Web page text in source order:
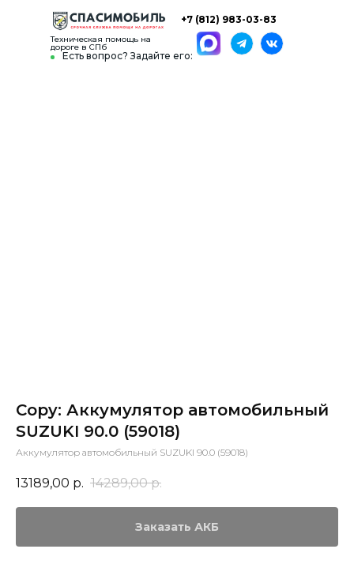
Есть вопрос? Задайте его:
+7 (812) 983-03-83
Техническая помощь на
дороге в СПб
Copy: Аккумулятор автомобильный
SUZUKI 90.0 (59018)
Аккумулятор автомобильный SUZUKI 90.0 (59018)
13189,00 р. 14289,00 р.
Заказать АКБ